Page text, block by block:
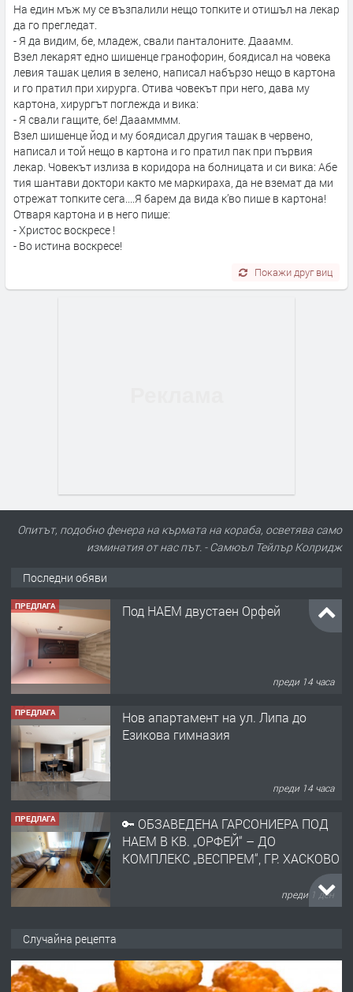
На един мъж му се възпалили нещо топките и отишъл на лекар
да го прегледат.
- Я да видим, бе, младеж, свали панталоните. Дааамм.
Взел лекарят едно шишенце гранофорин, боядисал на човека
левия ташак целия в зелено, написал набързо нещо в картона
и го пратил при хирурга. Отива човекът при него, дава му
картона, хирургът поглежда и вика:
- Я свали гащите, бе! Дааамммм.
Взел шишенце йод и му боядисал другия ташак в червено,
написал и той нещо в картона и го пратил пак при първия
лекар. Човекът излиза в коридора на болницата и си вика: Абе
тия шантави доктори както ме маркираха, да не вземат да ми
отрежат топките сега....Я барем да вида к’во пише в картона!
Отваря картона и в него пише:
- Христос воскресе !
- Во истина воскресе!
Покажи друг виц
Опитът, подобно фенера на кърмата на кораба, осветява само
изминатия от нас път. - Самюъл Тейлър Колридж
Последни обяви
ПРЕДЛАГА Под НАЕМ двустаен Орфей
преди 14 часа
ПРЕДЛАГА
Нов апартамент на ул. Липа до
Езикова гимназия
преди 14 часа
ПРЕДЛАГА
🔑 ОБЗАВЕДЕНА ГАРСОНИЕРА ПОД
НАЕМ В КВ. „ОРФЕЙ“ – ДО
КОМПЛЕКС „ВЕСПРЕМ“, ГР. ХАСКОВО
преди 1 ден
АПАРТАМЕНТ В ЦЕНТЪРА НА ГР.
ХАСКОВО
Случайна рецепта